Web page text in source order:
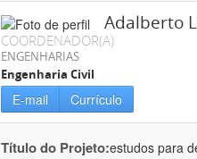
Adalberto
COORDENADOR(A)
ENGENHARIAS
Engenharia Civil
E-mail Currículo
Título do Projeto:estudos para